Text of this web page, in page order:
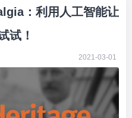
：利用人工智能让
试！
2021-03-01